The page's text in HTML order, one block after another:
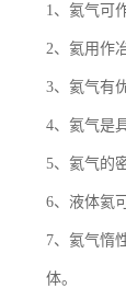
1、氦气可
2、氦用作
3、氦气有
4、氦气是
5、氦气的
6、液体氦
7、氦气惰
体。